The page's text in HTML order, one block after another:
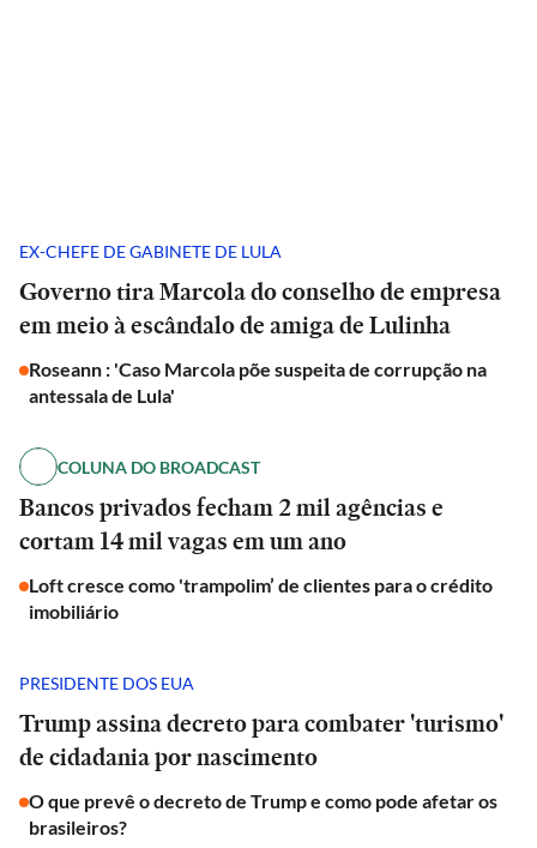
EX-CHEFE DE GABINETE DE LULA
Governo tira Marcola do conselho de empresa
em meio à escândalo de amiga de Lulinha
Roseann : 'Caso Marcola põe suspeita de corrupção na
antessala de Lula'
COLUNA DO BROADCAST
Bancos privados fecham 2 mil agências e
cortam 14 mil vagas em um ano
Loft cresce como 'trampolim’ de clientes para o crédito
imobiliário
PRESIDENTE DOS EUA
Trump assina decreto para combater 'turismo'
de cidadania por nascimento
O que prevê o decreto de Trump e como pode afetar os
brasileiros?